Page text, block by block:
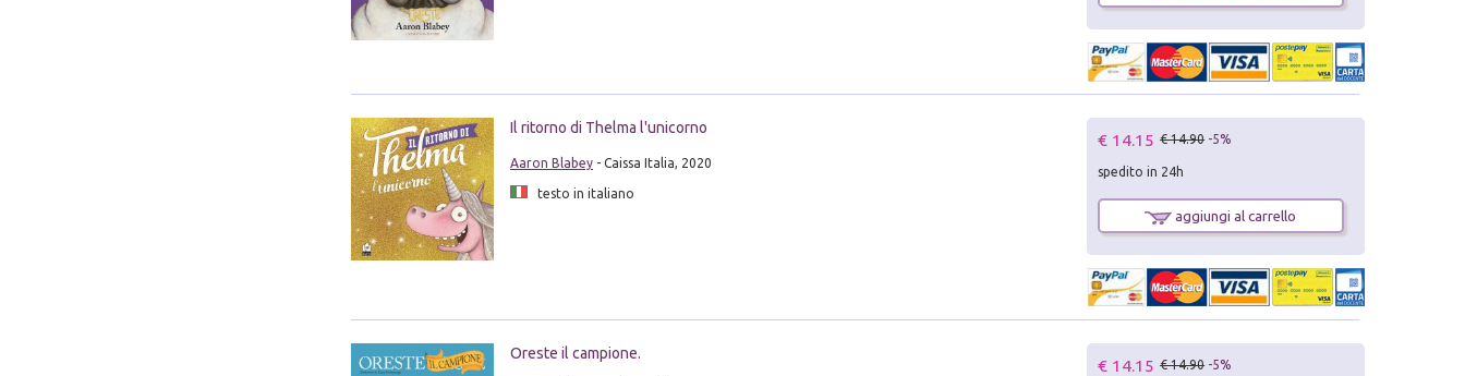
Il ritorno di Thelma l'unicorno
Aaron Blabey- Caissa Italia, 2020
testo in italiano
€ 14.15 € 14.90 -5%
spedito in 24h
aggiungi al carrello
Oreste il campione.
€ 14.15 € 14.90 -5%